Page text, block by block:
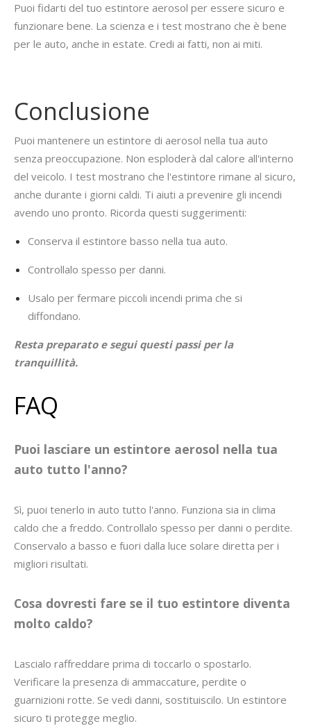
Puoi fidarti del tuo estintore aerosol per essere sicuro e
funzionare bene. La scienza e i test mostrano che è bene
per le auto, anche in estate. Credi ai fatti, non ai miti.
Conclusione
Puoi mantenere un estintore di aerosol nella tua auto
senza preoccupazione. Non esploderà dal calore all'interno
del veicolo. I test mostrano che l'estintore rimane al sicuro,
anche durante i giorni caldi. Ti aiuti a prevenire gli incendi
avendo uno pronto. Ricorda questi suggerimenti:
Conserva il estintore basso nella tua auto.
Controllalo spesso per danni.
Usalo per fermare piccoli incendi prima che si
diffondano.
Resta preparato e segui questi passi per la
tranquillità.
FAQ
Puoi lasciare un estintore aerosol nella tua
auto tutto l'anno?
Sì, puoi tenerlo in auto tutto l'anno. Funziona sia in clima
caldo che a freddo. Controllalo spesso per danni o perdite.
Conservalo a basso e fuori dalla luce solare diretta per i
migliori risultati.
Cosa dovresti fare se il tuo estintore diventa
molto caldo?
Lascialo raffreddare prima di toccarlo o spostarlo.
Verificare la presenza di ammaccature, perdite o
guarnizioni rotte. Se vedi danni, sostituiscilo. Un estintore
sicuro ti protegge meglio.